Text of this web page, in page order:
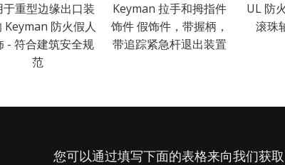
于重型边缘出口装
Keyman 防火假人
- 符合建筑安全规
范
Keyman 拉手和拇指件
饰件 假饰件，带握柄，
带追踪紧急杆退出装置
UL 防
滚珠
您可以通过填写下面的表格来向我们获取